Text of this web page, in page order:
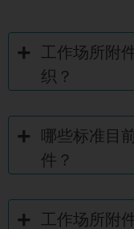
工作场所附
织？
哪些标准目
件？
工作场所附